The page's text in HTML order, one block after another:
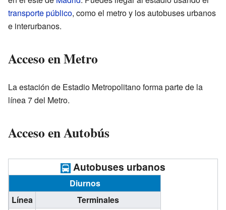
transporte público, como el metro y los autobuses urbanos
e interurbanos.
Acceso en Metro
La estación de Estadio Metropolitano forma parte de la
línea 7 del Metro.
Acceso en Autobús
Autobuses urbanos
Diurnos
Línea
Terminales